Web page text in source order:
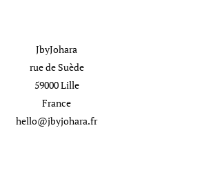
JbyJohara
rue de Suède
59000 Lille
France
hello@jbyjohara.fr